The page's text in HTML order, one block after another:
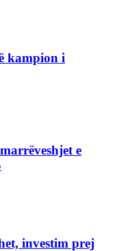
kampion i
e
investim prej